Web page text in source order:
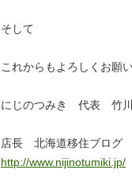
そして
これからもよろしくお願
にじのつみき 代表 竹川
店長 北海道移住ブログ
http://www.nijinotumiki.jp/